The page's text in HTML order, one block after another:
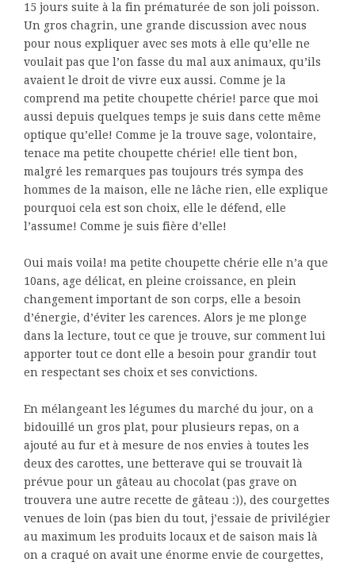
15 jours suite à la fin prématurée de son joli poisson.
Un gros chagrin, une grande discussion avec nous
pour nous expliquer avec ses mots à elle qu’elle ne
voulait pas que l’on fasse du mal aux animaux, qu’ils
avaient le droit de vivre eux aussi. Comme je la
comprend ma petite choupette chérie! parce que moi
aussi depuis quelques temps je suis dans cette même
optique qu’elle! Comme je la trouve sage, volontaire,
tenace ma petite choupette chérie! elle tient bon,
malgré les remarques pas toujours trés sympa des
hommes de la maison, elle ne lâche rien, elle explique
pourquoi cela est son choix, elle le défend, elle
l’assume! Comme je suis fière d’elle!
Oui mais voila! ma petite choupette chérie elle n’a que
10ans, age délicat, en pleine croissance, en plein
changement important de son corps, elle a besoin
d’énergie, d’éviter les carences. Alors je me plonge
dans la lecture, tout ce que je trouve, sur comment lui
apporter tout ce dont elle a besoin pour grandir tout
en respectant ses choix et ses convictions.
En mélangeant les légumes du marché du jour, on a
bidouillé un gros plat, pour plusieurs repas, on a
ajouté au fur et à mesure de nos envies à toutes les
deux des carottes, une betterave qui se trouvait là
prévue pour un gâteau au chocolat (pas grave on
trouvera une autre recette de gâteau :)), des courgettes
venues de loin (pas bien du tout, j’essaie de privilégier
au maximum les produits locaux et de saison mais là
on a craqué on avait une énorme envie de courgettes,